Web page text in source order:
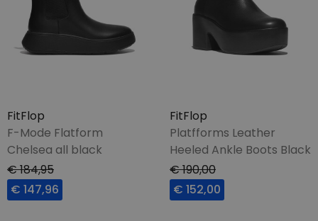
FitFlop
F-Mode Flatform
Chelsea all black
€ 184,95
€ 147,96
FitFlop
Platfforms Leather
Heeled Ankle Boots Black
€ 190,00
€ 152,00